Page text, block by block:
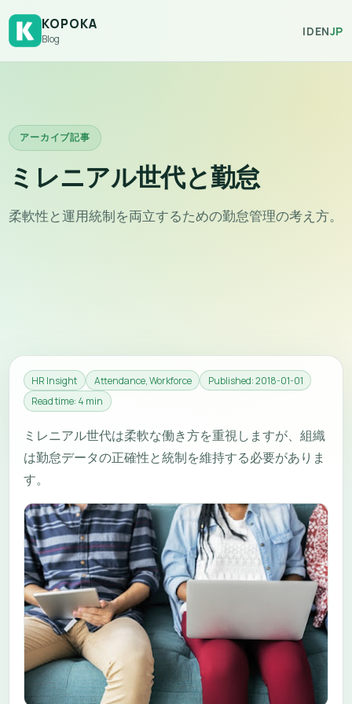
KOPOKA
Blog
IDENJP
アーカイブ記事
ミレニアル世代と勤怠
柔軟性と運用統制を両立するための勤怠管理の考え方。
HR Insight Attendance, Workforce
Published: 2018-01-01
Read time: 4 min
ミレニアル世代は柔軟な働き方を重視しますが、組織
は勤怠データの正確性と統制を維持する必要がありま
す。